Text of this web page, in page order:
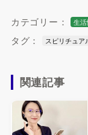
カテゴリー： 生
タグ： スピリチュア
関連記事